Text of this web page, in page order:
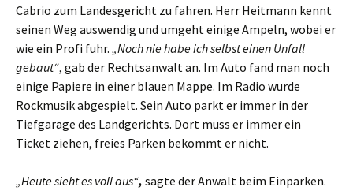
Cabrio zum Landesgericht zu fahren. Herr Heitmann kennt
seinen Weg auswendig und umgeht einige Ampeln, wobei er
wie ein Profi fuhr. „Noch nie habe ich selbst einen Unfall
gebaut“, gab der Rechtsanwalt an. Im Auto fand man noch
einige Papiere in einer blauen Mappe. Im Radio wurde
Rockmusik abgespielt. Sein Auto parkt er immer in der
Tiefgarage des Landgerichts. Dort muss er immer ein
Ticket ziehen, freies Parken bekommt er nicht.
„Heute sieht es voll aus“, sagte der Anwalt beim Einparken.